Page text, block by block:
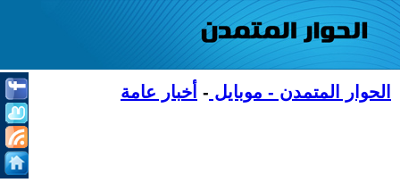
الحوار المتمدن - موبايل - أخبار عامة